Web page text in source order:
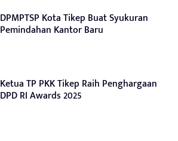
DPMPTSP Kota Tikep Buat Syukuran
Pemindahan Kantor Baru
Ketua TP PKK Tikep Raih Penghargaan
DPD RI Awards 2025